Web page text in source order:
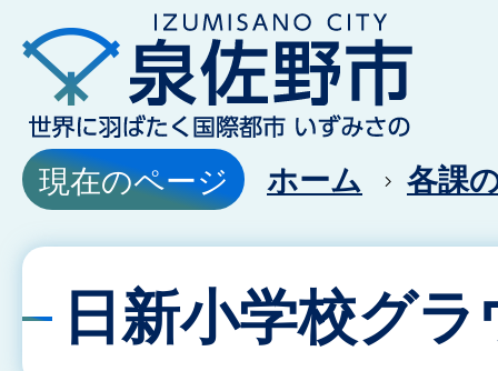
現在のページ ホーム 各課
日新小学校グ